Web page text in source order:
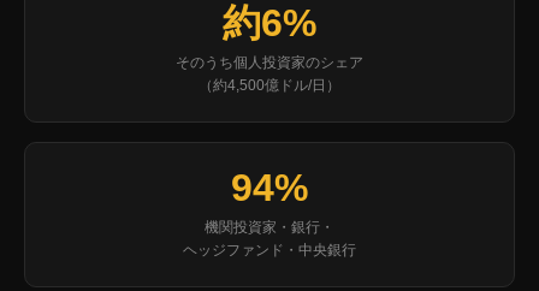
約6%
そのうち個人投資家のシェア
（約4,500億ドル/日）
94%
機関投資家・銀行・
ヘッジファンド・中央銀行